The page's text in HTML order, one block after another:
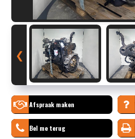
❮
Afspraak maken
Bel me terug